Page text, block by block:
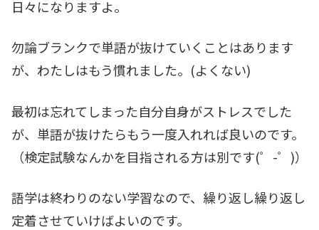
日々になりますよ。
勿論ブランクで単語が抜けていくことはあります
が、わたしはもう慣れました。(よくない)
最初は忘れてしまった自分自身がストレスでした
が、単語が抜けたらもう一度入れれば良いのです。
（検定試験なんかを目指される方は別です(゜-゜)）
語学は終わりのない学習なので、繰り返し繰り返し
定着させていけばよいのです。